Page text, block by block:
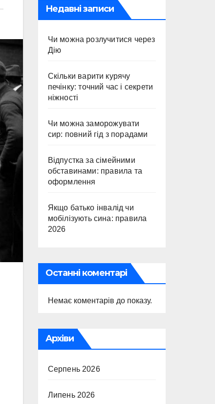
Недавні записи
Чи можна розлучитися через
Дію
Скільки варити курячу
печінку: точний час і секрети
ніжності
Чи можна заморожувати
сир: повний гід з порадами
Відпустка за сімейними
обставинами: правила та
оформлення
Якщо батько інвалід чи
мобілізують сина: правила
2026
Останні коментарі
Немає коментарів до показу.
Архіви
Серпень 2026
Липень 2026